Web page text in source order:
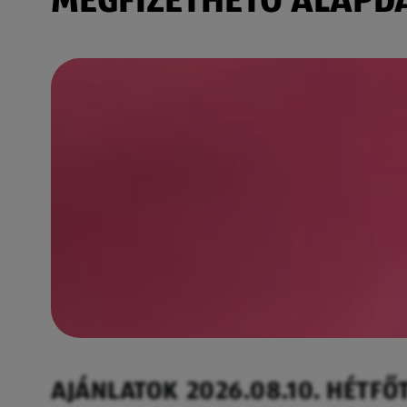
AJÁNLATOK 2026.08.10.